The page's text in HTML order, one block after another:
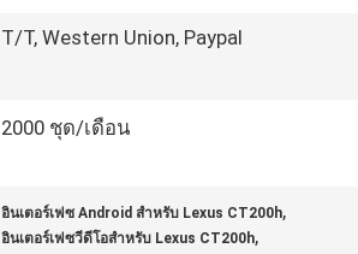
T/T, Western Union, Paypal
2000 ชุด/เดือน
อินเตอร์เฟซ Android สําหรับ Lexus CT200h,
อินเตอร์เฟซวีดีโอสําหรับ Lexus CT200h,